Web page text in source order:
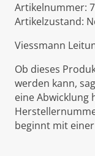
Artikelnummer:
Artikelzustand:
Viessmann
Ob dieses
werden kann,
eine Abwicklung
beginnt mit